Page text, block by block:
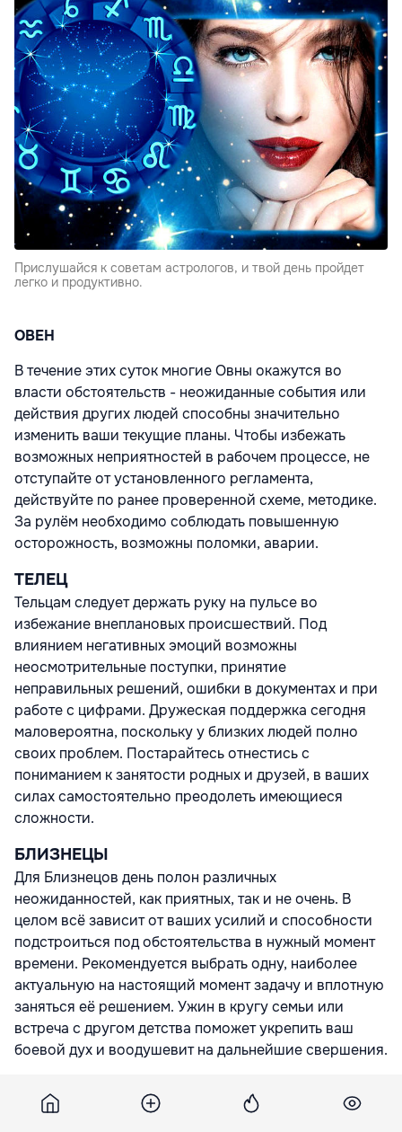
Прислушайся к советам астрологов, и твой день пройдет
легко и продуктивно.
ОВЕН
В течение этих суток многие Овны окажутся во
власти обстоятельств - неожиданные события или
действия других людей способны значительно
изменить ваши текущие планы. Чтобы избежать
возможных неприятностей в рабочем процессе, не
отступайте от установленного регламента,
действуйте по ранее проверенной схеме, методике.
За рулём необходимо соблюдать повышенную
осторожность, возможны поломки, аварии.
ТЕЛЕЦ
Тельцам следует держать руку на пульсе во
избежание внеплановых происшествий. Под
влиянием негативных эмоций возможны
неосмотрительные поступки, принятие
неправильных решений, ошибки в документах и при
работе с цифрами. Дружеская поддержка сегодня
маловероятна, поскольку у близких людей полно
своих проблем. Постарайтесь отнестись с
пониманием к занятости родных и друзей, в ваших
силах самостоятельно преодолеть имеющиеся
сложности.
БЛИЗНЕЦЫ
Для Близнецов день полон различных
неожиданностей, как приятных, так и не очень. В
целом всё зависит от ваших усилий и способности
подстроиться под обстоятельства в нужный момент
времени. Рекомендуется выбрать одну, наиболее
актуальную на настоящий момент задачу и вплотную
заняться её решением. Ужин в кругу семьи или
встреча с другом детства поможет укрепить ваш
боевой дух и воодушевит на дальнейшие свершения.
День предполагает различные сложности и